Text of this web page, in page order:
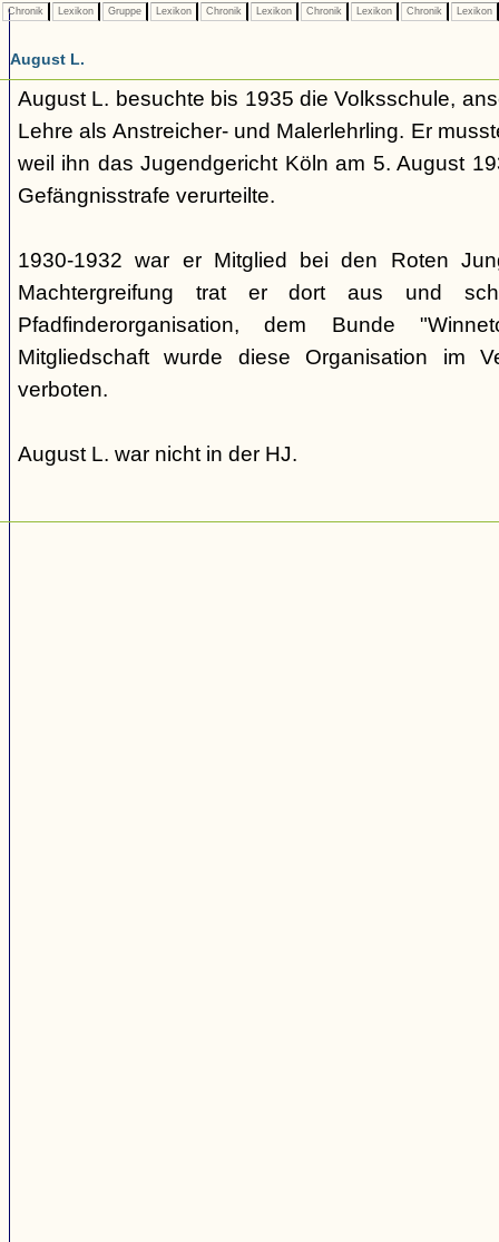
Chronik Lexikon Gruppe Lexikon Chronik Lexikon Chronik Lexikon Chronik Lexikon
August L.
August L. besuchte bis 1935 die Volksschule,
Lehre als Anstreicher- und Malerlehrling. Er
weil ihn das Jugendgericht Köln am 5. August
Gefängnisstrafe verurteilte.
1930-1932 war er Mitglied bei den Roten
Machtergreifung trat er dort aus und
Pfadfinderorganisation, dem Bunde
Mitgliedschaft wurde diese Organisation im
verboten.
August L. war nicht in der HJ.